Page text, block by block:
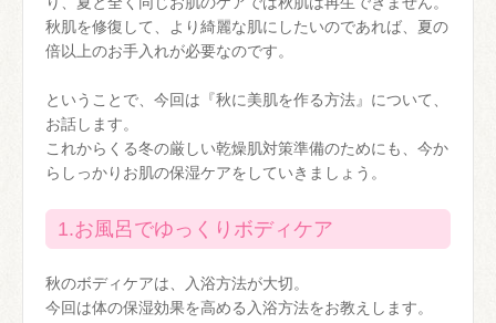
秋肌を修復して、より綺麗な肌にしたいのであれば、夏の
倍以上のお手入れが必要なのです。
ということで、今回は『秋に美肌を作る方法』について、
お話します。
これからくる冬の厳しい乾燥肌対策準備のためにも、今か
らしっかりお肌の保湿ケアをしていきましょう。
1.お風呂でゆっくりボディケア
秋のボディケアは、入浴方法が大切。
今回は体の保湿効果を高める入浴方法をお教えします。